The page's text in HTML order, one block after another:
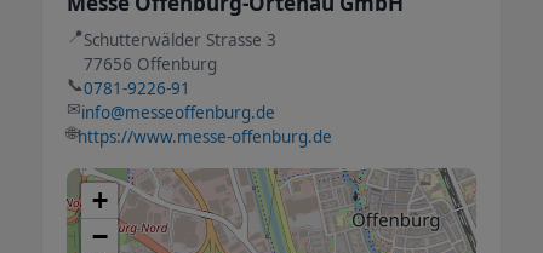
📍Schutterwälder Strasse 3
77656 Offenburg
📞0781-9226-91
✉info@messeoffenburg.de
🌐https://www.messe-offenburg.de
+
−